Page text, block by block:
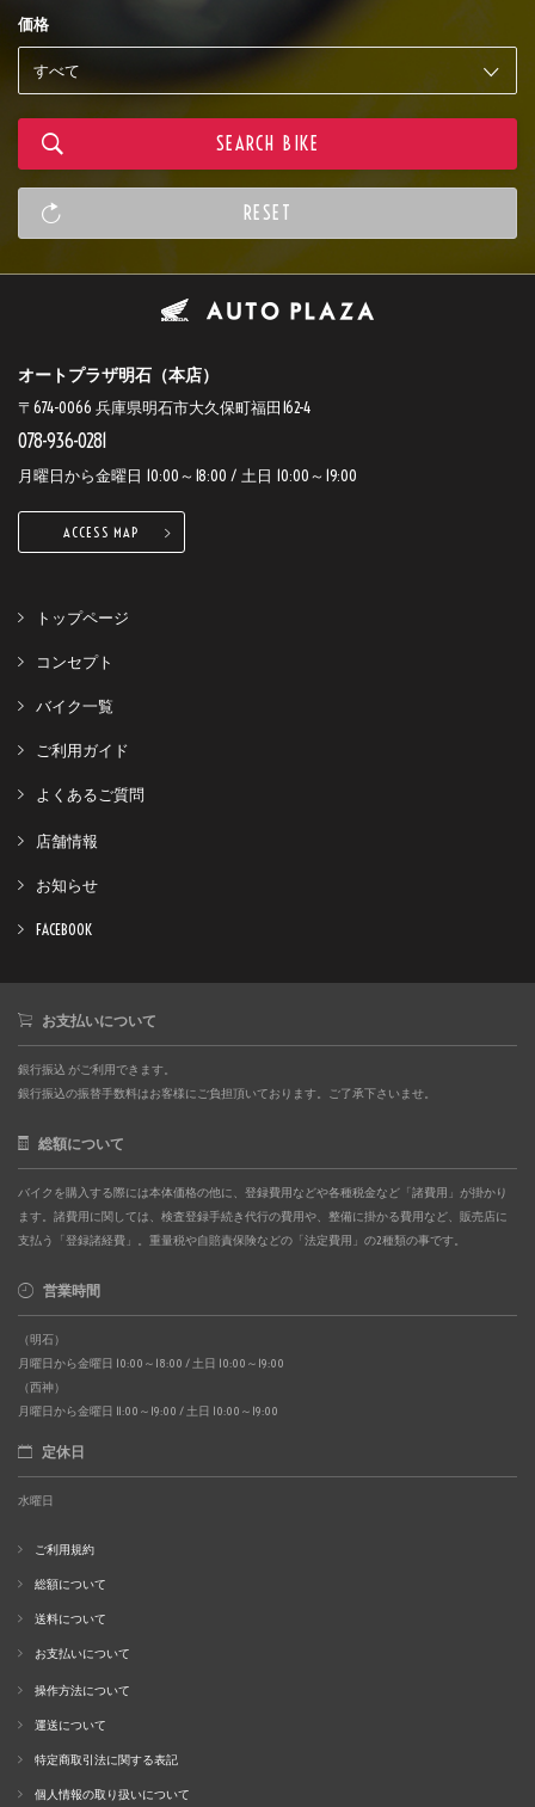
価格
オートプラザ明石（本店）
〒674-0066 兵庫県明石市大久保町福田162-4
078-936-0281
月曜日から金曜日 10:00～18:00 / 土日 10:00～19:00
ACCESS MAP
トップページ
コンセプト
バイク一覧
ご利用ガイド
よくあるご質問
店舗情報
お知らせ
FACEBOOK
お支払いについて
銀行振込 がご利用できます。
銀行振込の振替手数料はお客様にご負担頂いております。ご了承下さいませ。
総額について
バイクを購入する際には本体価格の他に、登録費用などや各種税金など「諸費用」が掛かり
ます。諸費用に関しては、検査登録手続き代行の費用や、整備に掛かる費用など、販売店に
支払う「登録諸経費」。重量税や自賠責保険などの「法定費用」の2種類の事です。
営業時間
（明石）
月曜日から金曜日 10:00～18:00 / 土日 10:00～19:00
（西神）
月曜日から金曜日 11:00～19:00 / 土日 10:00～19:00
定休日
水曜日
ご利用規約
総額について
送料について
お支払いについて
操作方法について
運送について
特定商取引法に関する表記
個人情報の取り扱いについて